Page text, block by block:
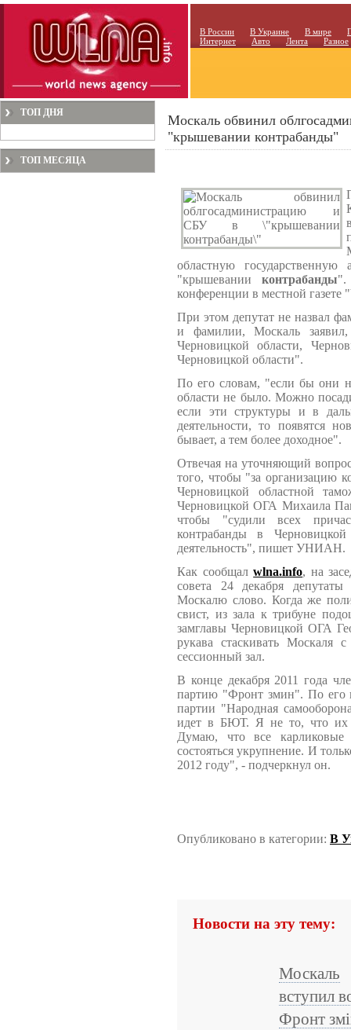
В России В Украине В мире
Интернет
Авто Лента Разное
ТОП ДНЯ
ТОП МЕСЯЦА
Москаль обвинил
"крышевании контрабанды"
областную
"крышеванииконтрабанды".
конференции в местной газете
При этом депутат не назвал
и фамилии, Москаль
Черновицкой области,
Черновицкой области".
По его словам, "если бы они
области не было. Можно
если эти структуры и в
деятельности, то появятся
бывает, а тем более доходное".
Отвечая на уточняющий
того, чтобы "за организацию
Черновицкой областной
Черновицкой ОГА Михаила
чтобы "судили всех
контрабанды в
деятельность", пишет УНИАН.
Как сообщалwlna.info, на
совета 24 декабря депутаты
Москалю слово. Когда же
свист, из зала к трибуне
замглавы Черновицкой ОГА
рукава стаскивать Москаля
сессионный зал.
В конце декабря 2011 года
партию "Фронт змин". По его
партии "Народная
идет в БЮТ. Я не то, что их
Думаю, что все
состояться укрупнение. И
2012 году", - подчеркнул он.
Опубликовано в категории: В
Новости на эту тему:
Москаль
вступил
Фронт